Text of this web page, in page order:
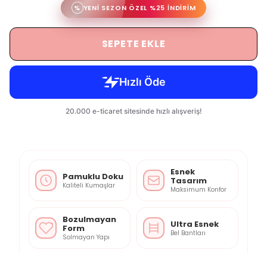
% YENİ SEZON ÖZEL %25 İNDİRİM
SEPETE EKLE
Pamuklu Doku
Kaliteli Kumaşlar
Esnek
Tasarım
Maksimum Konfor
Bozulmayan
Form
Solmayan Yapı
Ultra Esnek
Bel Bantları